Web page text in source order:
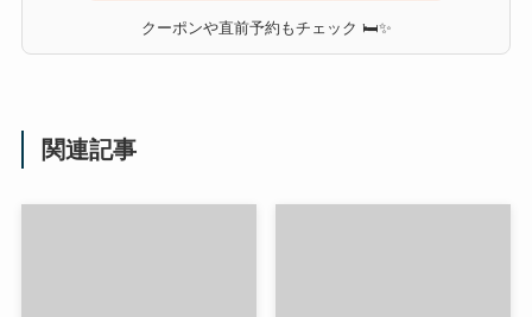
クーポンや直前予約もチェック 🛏✨
関連記事